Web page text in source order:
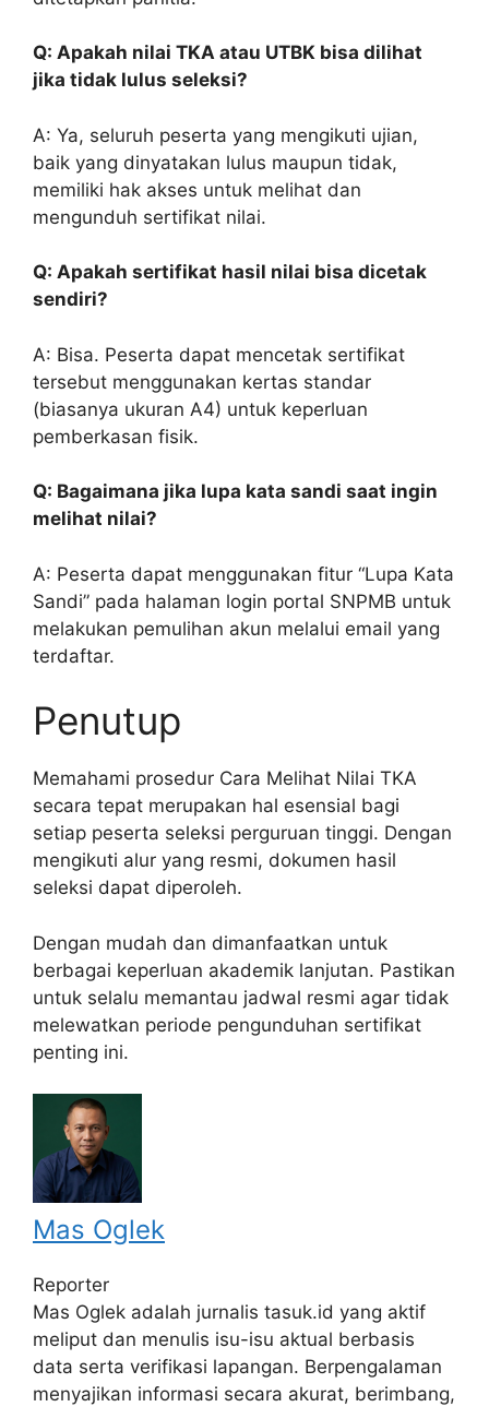
Q: Apakah nilai TKA atau UTBK bisa dilihat
jika tidak lulus seleksi?
A: Ya, seluruh peserta yang mengikuti ujian,
baik yang dinyatakan lulus maupun tidak,
memiliki hak akses untuk melihat dan
mengunduh sertifikat nilai.
Q: Apakah sertifikat hasil nilai bisa dicetak
sendiri?
A: Bisa. Peserta dapat mencetak sertifikat
tersebut menggunakan kertas standar
(biasanya ukuran A4) untuk keperluan
pemberkasan fisik.
Q: Bagaimana jika lupa kata sandi saat ingin
melihat nilai?
A: Peserta dapat menggunakan fitur “Lupa Kata
Sandi” pada halaman login portal SNPMB untuk
melakukan pemulihan akun melalui email yang
terdaftar.
Penutup
Memahami prosedur Cara Melihat Nilai TKA
secara tepat merupakan hal esensial bagi
setiap peserta seleksi perguruan tinggi. Dengan
mengikuti alur yang resmi, dokumen hasil
seleksi dapat diperoleh.
Dengan mudah dan dimanfaatkan untuk
berbagai keperluan akademik lanjutan. Pastikan
untuk selalu memantau jadwal resmi agar tidak
melewatkan periode pengunduhan sertifikat
penting ini.
Mas Oglek
Reporter
Mas Oglek adalah jurnalis tasuk.id yang aktif
meliput dan menulis isu-isu aktual berbasis
data serta verifikasi lapangan. Berpengalaman
menyajikan informasi secara akurat, berimbang,